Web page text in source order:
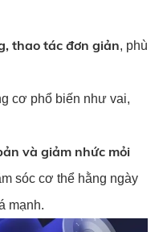
thao tác đơn giản, phù
cơ phổ biến như vai,
và giảm nhức mỏi
sóc cơ thể hằng ngày
mạnh.